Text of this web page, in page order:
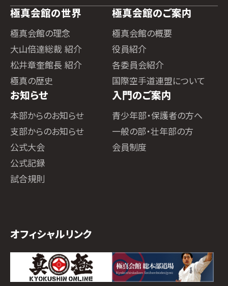
極真会館の世界
極真会館の理念
大山倍達総裁 紹介
松井章奎館長 紹介
極真の歴史
極真会館のご案内
極真会館の概要
役員紹介
各委員会紹介
国際空手道連盟について
お知らせ
本部からのお知らせ
支部からのお知らせ
公式大会
公式記録
試合規則
入門のご案内
青少年部・保護者の方へ
一般の部・壮年部の方
会員制度
オフィシャルリンク